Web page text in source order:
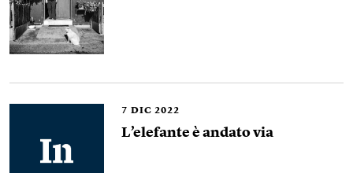
7 DIC 2022
L’elefante è andato via